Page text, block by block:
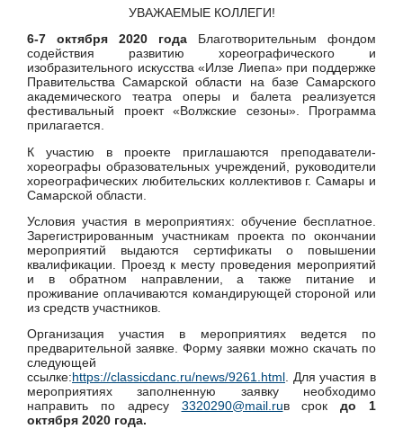
УВАЖАЕМЫЕ КОЛЛЕГИ!
6-7 октября 2020 года Благотворительным фондом
содействия развитию хореографического и
изобразительного искусства «Илзе Лиепа» при поддержке
Правительства Самарской области на базе Самарского
академического театра оперы и балета реализуется
фестивальный проект «Волжские сезоны». Программа
прилагается.
К участию в проекте приглашаются преподаватели-
хореографы образовательных учреждений, руководители
хореографических любительских коллективов г. Самары и
Самарской области.
Условия участия в мероприятиях: обучение бесплатное.
Зарегистрированным участникам проекта по окончании
мероприятий выдаются сертификаты о повышении
квалификации. Проезд к месту проведения мероприятий
и в обратном направлении, а также питание и
проживание оплачиваются командирующей стороной или
из средств участников.
Организация участия в мероприятиях ведется по
предварительной заявке. Форму заявки можно скачать по
следующей
ссылке:https://classicdanc.ru/news/9261.html. Для участия в
мероприятиях заполненную заявку необходимо
направить по адресу 3320290@mail.ruв срокдо 1
октября 2020 года.